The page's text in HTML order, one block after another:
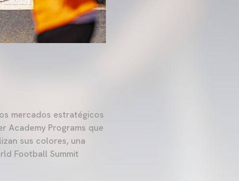
mercados estratégicos
Academy Programs que
sus colores, una
Football Summit